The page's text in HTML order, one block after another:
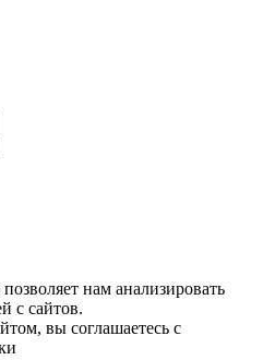
нам анализировать
с сайтов.
вы соглашаетесь с